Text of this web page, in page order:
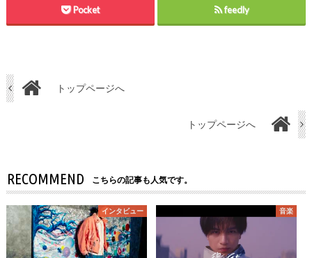
Pocket feedly
トップページへ
トップページへ
RECOMMEND こちらの記事も人気です。
インタビュー 音楽